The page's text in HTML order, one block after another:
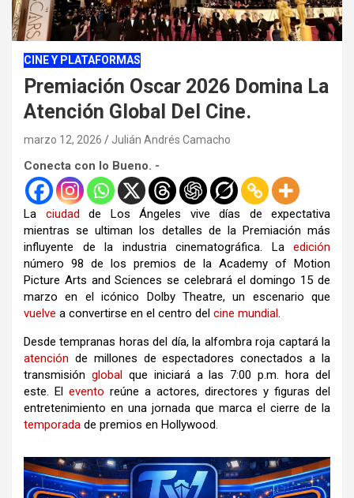
CINE Y PLATAFORMAS
Premiación Oscar 2026 Domina La
Atención Global Del Cine.
marzo 12, 2026 Julián Andrés Camacho
Conecta con lo Bueno. -
La ciudad de Los Ángeles vive días de expectativa
mientras se ultiman los detalles de la Premiación más
influyente de la industria cinematográfica. La edición
número 98 de los premios de la Academy of Motion
Picture Arts and Sciences se celebrará el domingo 15 de
marzo en el icónico Dolby Theatre, un escenario que
vuelve a convertirse en el centro del cine mundial.
Desde tempranas horas del día, la alfombra roja captará la
atención de millones de espectadores conectados a la
transmisión globalque iniciará a las 7:00 p.m. hora del
este. El evento reúne a actores, directores y figuras del
entretenimiento en una jornada que marca el cierre de la
temporada de premios en Hollywood.